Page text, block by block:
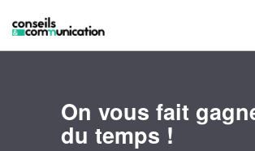
On vous fait
du temps !